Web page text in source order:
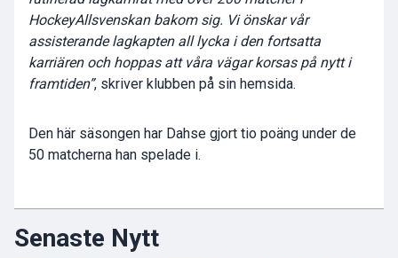
HockeyAllsvenskan bakom sig. Vi önskar vår
assisterande lagkapten all lycka i den fortsatta
karriären och hoppas att våra vägar korsas på nytt i
framtiden”, skriver klubben på sin hemsida.
Den här säsongen har Dahse gjort tio poäng under de
50 matcherna han spelade i.
Senaste Nytt